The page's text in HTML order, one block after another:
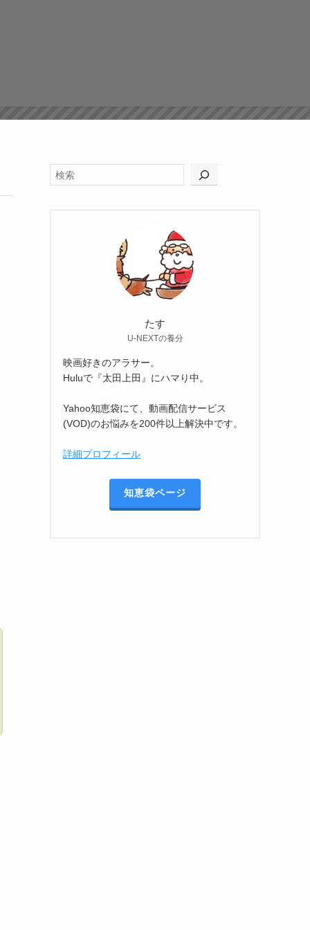
たす
U-NEXTの養分
映画好きのアラサー。
Huluで『太田上田』にハマり中。
Yahoo知恵袋にて、動画配信サービス
(VOD)のお悩みを200件以上解決中です。
詳細プロフィール
知恵袋ページ